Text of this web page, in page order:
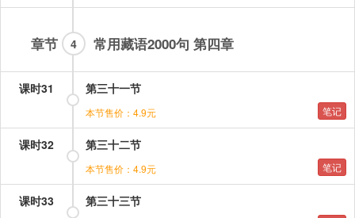
章节 常用藏语2000句 第四章
4
课时31 第三十一节
本节售价：4.9元 笔记
课时32 第三十二节
本节售价：4.9元 笔记
课时33 第三十三节